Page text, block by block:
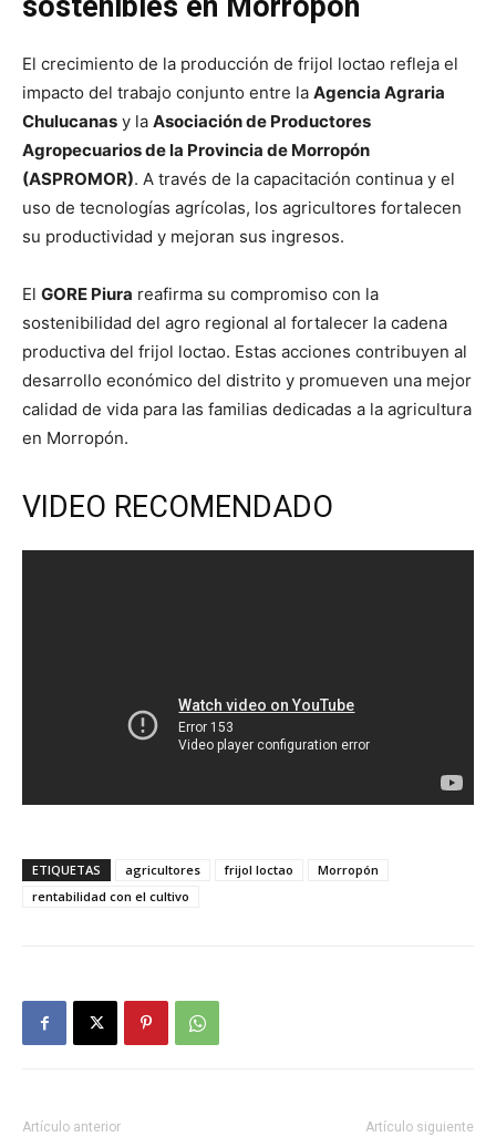
El crecimiento de la producción de frijol loctao refleja el
impacto del trabajo conjunto entre la Agencia Agraria
Chulucanas y la Asociación de Productores
Agropecuarios de la Provincia de Morropón
(ASPROMOR). A través de la capacitación continua y el
uso de tecnologías agrícolas, los agricultores fortalecen
su productividad y mejoran sus ingresos.
El GORE Piura reafirma su compromiso con la
sostenibilidad del agro regional al fortalecer la cadena
productiva del frijol loctao. Estas acciones contribuyen al
desarrollo económico del distrito y promueven una mejor
calidad de vida para las familias dedicadas a la agricultura
en Morropón.
VIDEO RECOMENDADO
ETIQUETAS agricultores frijol loctao
Morropón
rentabilidad con el cultivo
Artículo anterior Artículo siguiente